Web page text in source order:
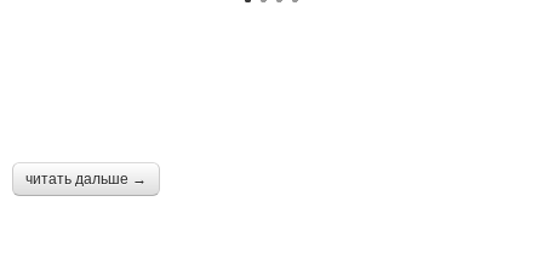
читать дальше →